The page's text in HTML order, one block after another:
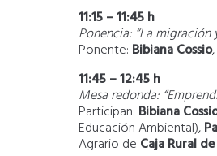
11:15 – 11:45 h
Ponencia: “La
Ponente: Bibiana Cossio
11:45 – 12:45 h
Mesa redonda:
Participan: Bibiana
Educación Ambiental),
Agrario de Caja Rural